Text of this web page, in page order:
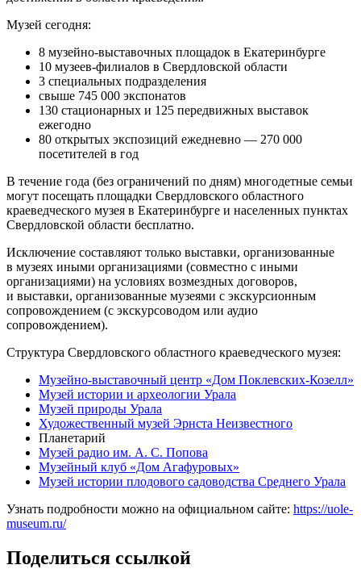
Музей сегодня:
8 музейно-выставочных площадок в Екатеринбурге
10 музеев-филиалов в Свердловской области
3 специальных подразделения
свыше 745 000 экспонатов
130 стационарных и 125 передвижных выставок
ежегодно
80 открытых экспозиций ежедневно — 270 000
посетителей в год
В течение года (без ограничений по дням) многодетные семьи
могут посещать площадки Свердловского областного
краеведческого музея в Екатеринбурге и населенных пунктах
Свердловской области бесплатно.
Исключение составляют только выставки, организованные
в музеях иными организациями (совместно с иными
организациями) на условиях возмездных договоров,
и выставки, организованные музеями с экскурсионным
сопровождением (с экскурсоводом или аудио
сопровождением).
Структура Свердловского областного краеведческого музея:
Музейно-выставочный центр «Дом Поклевских-Козелл»
Музей истории и археологии Урала
Музей природы Урала
Художественный музей Эрнста Неизвестного
Планетарий
Музей радио им. А. С. Попова
Музейный клуб «Дом Агафуровых»
Музей истории плодового садоводства Среднего Урала
Узнать подробности можно на официальном сайте: https://uole-
museum.ru/
Поделиться ссылкой